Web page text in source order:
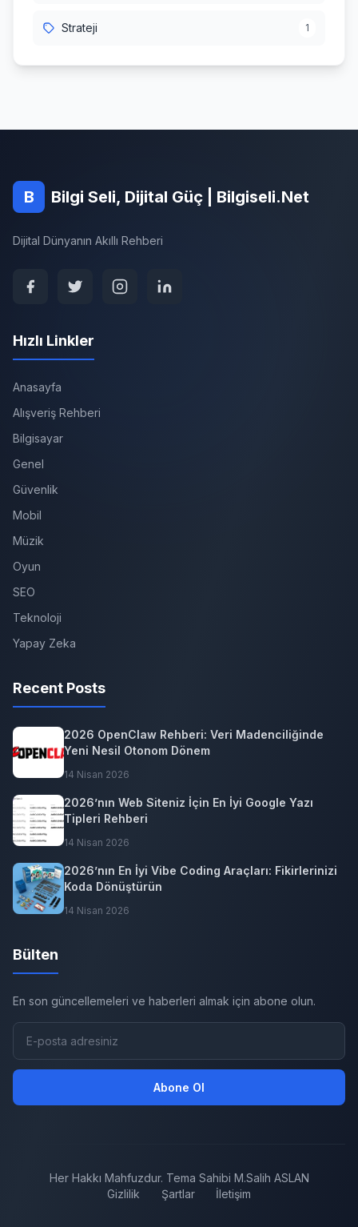
Strateji 1
B Bilgi Seli, Dijital Güç | Bilgiseli.Net
Dijital Dünyanın Akıllı Rehberi
Hızlı Linkler
Anasayfa
Alışveriş Rehberi
Bilgisayar
Genel
Güvenlik
Mobil
Müzik
Oyun
SEO
Teknoloji
Yapay Zeka
Recent Posts
2026 OpenClaw Rehberi: Veri Madenciliğinde
Yeni Nesil Otonom Dönem
14 Nisan 2026
2026’nın Web Siteniz İçin En İyi Google Yazı
Tipleri Rehberi
14 Nisan 2026
2026’nın En İyi Vibe Coding Araçları: Fikirlerinizi
Koda Dönüştürün
14 Nisan 2026
Bülten
En son güncellemeleri ve haberleri almak için abone olun.
Abone Ol
Her Hakkı Mahfuzdur. Tema Sahibi M.Salih ASLAN
Gizlilik
Şartlar İletişim